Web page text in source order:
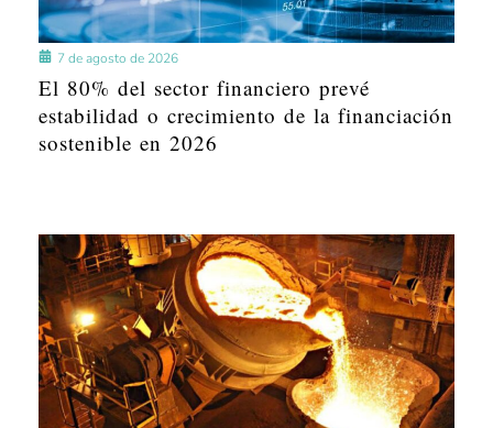
7 de agosto de 2026
El 80% del sector financiero prevé
estabilidad o crecimiento de la financiación
sostenible en 2026